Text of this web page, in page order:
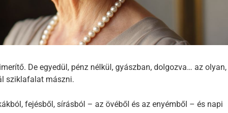
De egyedül, pénz nélkül, gyászban, dolgozva… az olyan,
sziklafalat mászni.
fejésből, sírásból – az övéből és az enyémből – és napi